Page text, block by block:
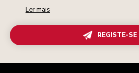
Ler mais
REGISTE-SE